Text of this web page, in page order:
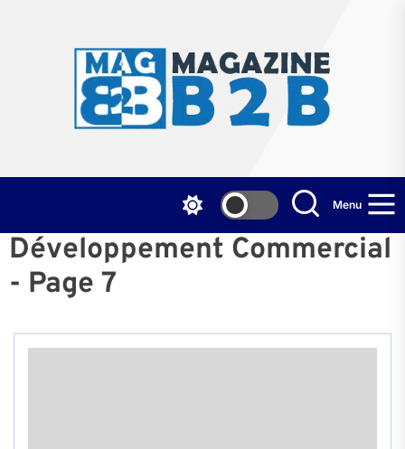
Menu
Développement Commercial
- Page 7